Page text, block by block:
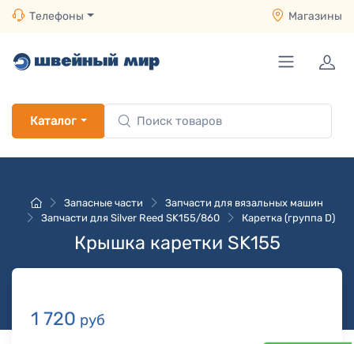
Телефоны Магазины
Каталог
Запасные части
Запчасти для вязальных машин
Запчасти для Silver Reed SK155/860
Каретка (группа D)
Крышка каретки SK155
1 720 руб